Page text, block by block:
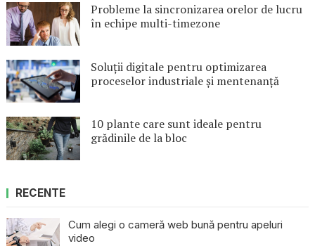
Probleme la sincronizarea orelor de lucru
în echipe multi-timezone
Soluții digitale pentru optimizarea
proceselor industriale și mentenanță
10 plante care sunt ideale pentru
grădinile de la bloc
RECENTE
Cum alegi o cameră web bună pentru apeluri
video